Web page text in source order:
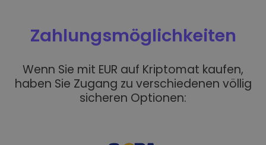
Zahlungsmöglichkeiten
Wenn Sie mit EUR auf Kriptomat kaufen,
haben Sie Zugang zu verschiedenen völlig
sicheren Optionen: